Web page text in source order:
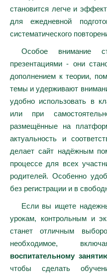
становится легче и
для ежедневной
систематического
Особое внимание
презентациями - они
дополнением к теории,
темы и удерживают
удобно использовать в
или при
размещённые на
актуальность и
делает сайт надёжным
процессе для всех
родителей. Особенно
без регистрации и в
Если вы ищете
урокам, контрольным и
станет отличным
необходимое,
воспитательному
чтобы сделать